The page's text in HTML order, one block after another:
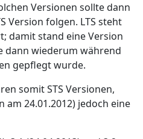
Versionen sollte dann
Version folgen. LTS steht
damit stand eine Version
dann wiederum während
gepflegt wurde.
somit STS Versionen,
am 24.01.2012) jedoch eine